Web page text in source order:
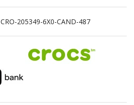
CRO-205349-6X0-CAND-487